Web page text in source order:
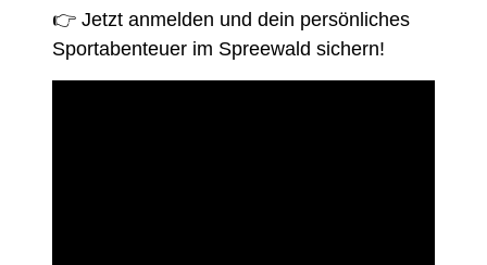
👉 Jetzt anmelden und dein persönliches
Sportabenteuer im Spreewald sichern!